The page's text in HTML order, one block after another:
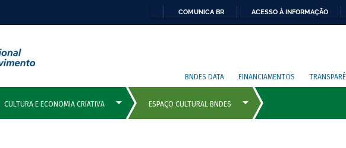
COMUNICA BR ACESSO À INFORMAÇÃO
BNDES DATA FINANCIAMENTOS